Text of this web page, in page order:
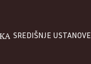
SREDIŠNJE USTANOVE